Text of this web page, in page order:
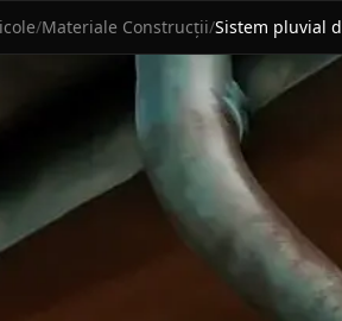
/Materiale Construcții/Sistem pluvial